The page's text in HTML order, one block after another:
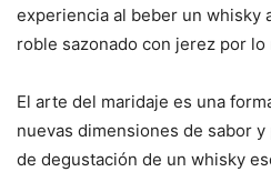
experiencia al beber un whisky
roble sazonado con jerez por lo
El arte del maridaje es una
nuevas dimensiones de sabor
de degustación de un whisky